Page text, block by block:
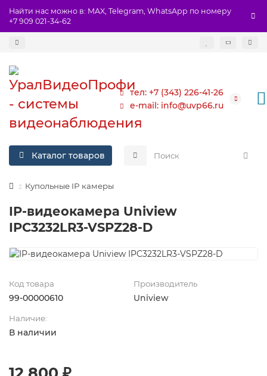
Найти нас можно в: MAX, Telegram, WhatsApp по номеру
+7 909 021-34-62
тел: +7 (343) 226-41-26
e-mail: info@uvp66.ru
Каталог товаров
Купольные IP камеры
IP-видеокамера Uniview
IPC3232LR3-VSPZ28-D
Код товара
99-00000610
Производитель
Uniview
Наличие:
В наличии